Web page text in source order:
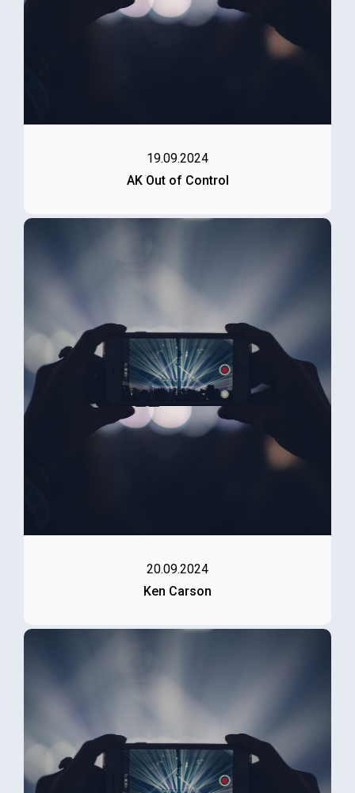
19.09.2024
AK Out of Control
20.09.2024
Ken Carson